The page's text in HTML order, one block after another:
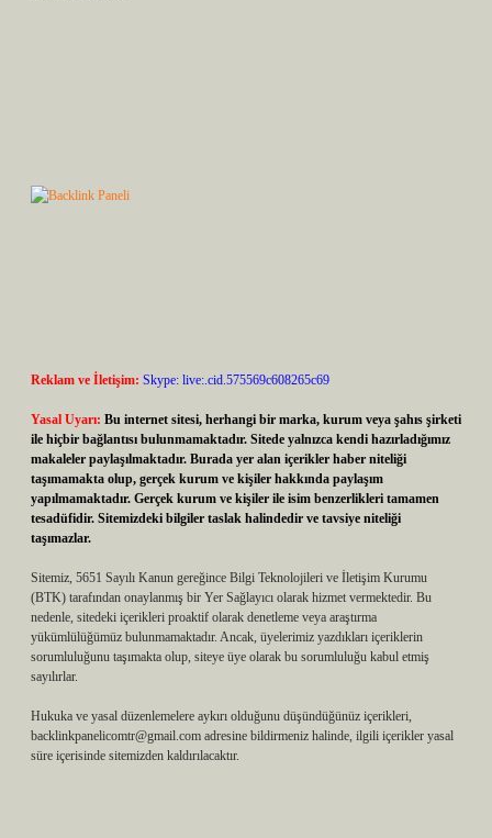
Reklam ve İletişim: Skype: live:.cid.575569c608265c69
Yasal Uyarı: Bu internet sitesi, herhangi bir marka, kurum veya şahıs şirketi
ile hiçbir bağlantısı bulunmamaktadır. Sitede yalnızca kendi hazırladığımız
makaleler paylaşılmaktadır. Burada yer alan içerikler haber niteliği
taşımamakta olup, gerçek kurum ve kişiler hakkında paylaşım
yapılmamaktadır. Gerçek kurum ve kişiler ile isim benzerlikleri tamamen
tesadüfidir. Sitemizdeki bilgiler taslak halindedir ve tavsiye niteliği
taşımazlar.
Sitemiz, 5651 Sayılı Kanun gereğince Bilgi Teknolojileri ve İletişim Kurumu
(BTK) tarafından onaylanmış bir Yer Sağlayıcı olarak hizmet vermektedir. Bu
nedenle, sitedeki içerikleri proaktif olarak denetleme veya araştırma
yükümlülüğümüz bulunmamaktadır. Ancak, üyelerimiz yazdıkları içeriklerin
sorumluluğunu taşımakta olup, siteye üye olarak bu sorumluluğu kabul etmiş
sayılırlar.
Hukuka ve yasal düzenlemelere aykırı olduğunu düşündüğünüz içerikleri,
backlinkpanelicomtr@gmail.com adresine bildirmeniz halinde, ilgili içerikler yasal
süre içerisinde sitemizden kaldırılacaktır.